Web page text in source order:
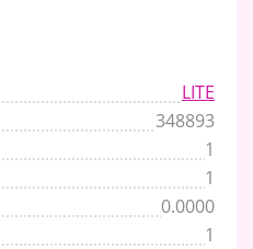
LITE
348893
1
1
0.0000
1